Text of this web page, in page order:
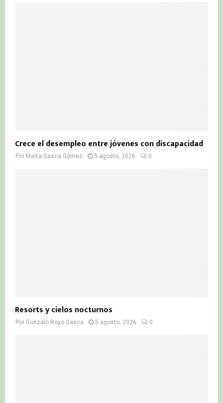
Crece el desempleo entre jóvenes con discapacidad
Por Marta Gasca Gómez 5 agosto, 2026 0
Resorts y cielos nocturnos
Por Gonzalo Royo Gasca 5 agosto, 2026 0